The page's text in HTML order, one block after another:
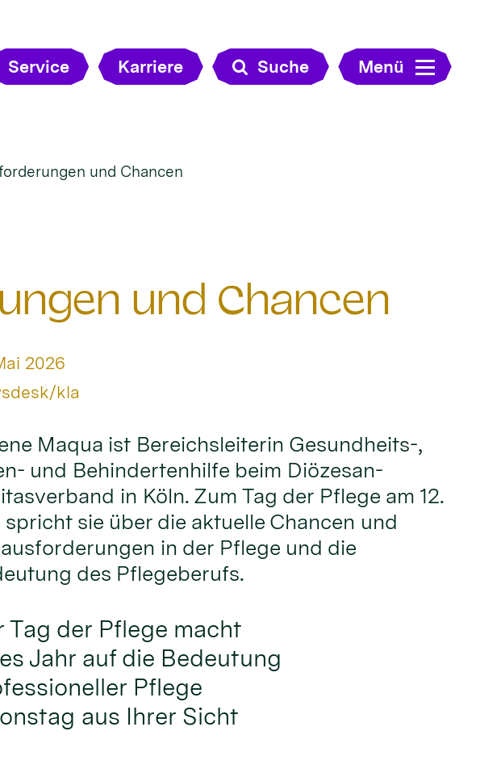
Service Karriere Suche Menü
und Chancen
und Chancen
2026
kla
Maqua ist Bereichsleiterin Gesundheits-,
und Behindertenhilfe beim Diözesan-
in Köln. Zum Tag der Pflege am 12.
spricht sie über die aktuelle Chancen und
in der Pflege und die
des Pflegeberufs.
Tag der Pflege macht
Jahr auf die Bedeutung
Pflege
aus Ihrer Sicht